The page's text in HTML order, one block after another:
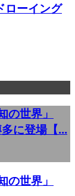
ローイング
の世界」
に登場【...
の世界」